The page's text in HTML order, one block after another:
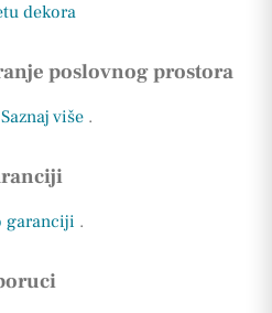
dekora
poslovnog prostora
više .
garanciji .